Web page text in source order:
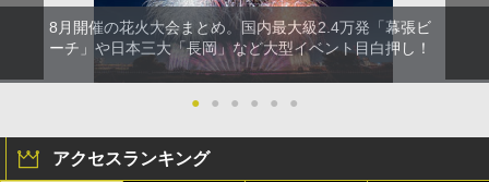
8月開催の花火大会まとめ。国内最大級2.4万発「幕張ビ
ーチ」や日本三大「長岡」など大型イベント目白押し！
● ● ● ● ● ●
アクセスランキング